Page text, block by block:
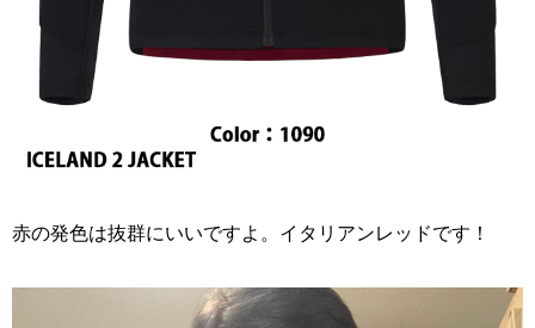
赤の発色は抜群にいいですよ。イタリアンレッドです！